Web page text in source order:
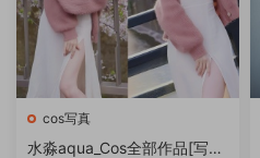
cos写真
水淼aqua_Cos全部作品[写眞